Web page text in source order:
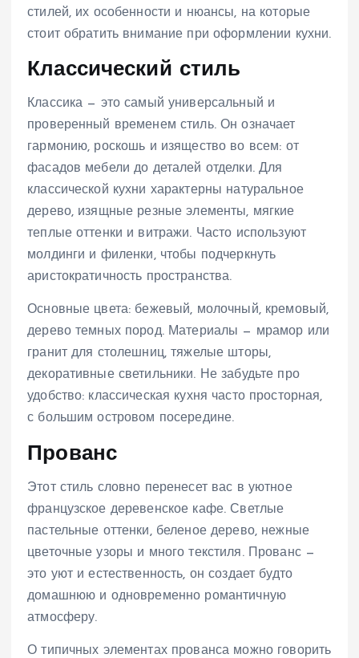
стилей, их особенности и нюансы, на которые
стоит обратить внимание при оформлении кухни.
Классический стиль
Классика — это самый универсальный и
проверенный временем стиль. Он означает
гармонию, роскошь и изящество во всем: от
фасадов мебели до деталей отделки. Для
классической кухни характерны натуральное
дерево, изящные резные элементы, мягкие
теплые оттенки и витражи. Часто используют
молдинги и филенки, чтобы подчеркнуть
аристократичность пространства.
Основные цвета: бежевый, молочный, кремовый,
дерево темных пород. Материалы — мрамор или
гранит для столешниц, тяжелые шторы,
декоративные светильники. Не забудьте про
удобство: классическая кухня часто просторная,
с большим островом посередине.
Прованс
Этот стиль словно перенесет вас в уютное
французское деревенское кафе. Светлые
пастельные оттенки, беленое дерево, нежные
цветочные узоры и много текстиля. Прованс —
это уют и естественность, он создает будто
домашнюю и одновременно романтичную
атмосферу.
О типичных элементах прованса можно говорить